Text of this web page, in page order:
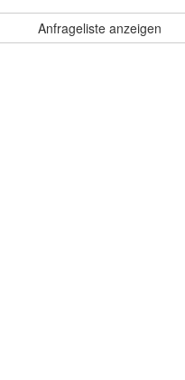
Anfrageliste anzeigen